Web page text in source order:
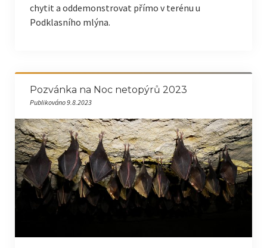
chytit a oddemonstrovat přímo v terénu u
Podklasního mlýna.
Pozvánka na Noc netopýrů 2023
Publikováno 9.8.2023